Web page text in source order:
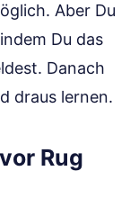
Aber Du
Du das
Danach
draus lernen.
Rug